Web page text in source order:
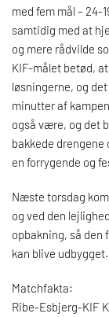
med fem mål – 24-
samtidig med at
og mere rådvilde
KIF-målet betød,
løsningerne, og
minutter af
også være, og det
bakkede drengene
en forrygende og
Næste torsdag
og ved den
opbakning, så
kan blive udbygget.
Matchfakta:
Ribe-Esbjerg-KIF